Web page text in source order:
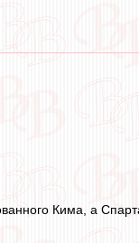
Кима, а